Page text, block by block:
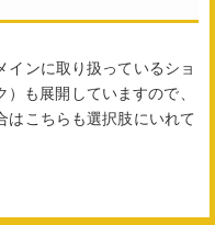
インに取り扱っているショ
も展開していますので、
はこちらも選択肢にいれて